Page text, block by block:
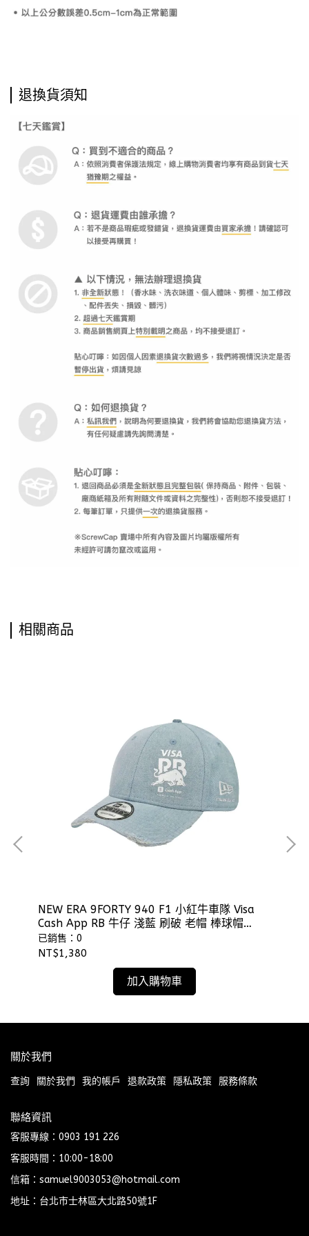
退換貨須知
相關商品
NEW ERA 9FORTY 940 F1 小紅牛車隊 Visa
Cash App RB 牛仔 淺藍 刷破 老帽 棒球帽
⫷ScrewCap⫸
已銷售：0
NT$1,380
加入購物車
關於我們
查詢 關於我們 我的帳戶 退款政策 隱私政策 服務條款
聯絡資訊
客服專線：0903 191 226
客服時間：10:00-18:00
信箱：samuel9003053@hotmail.com
地址：台北市士林區大北路50號1F